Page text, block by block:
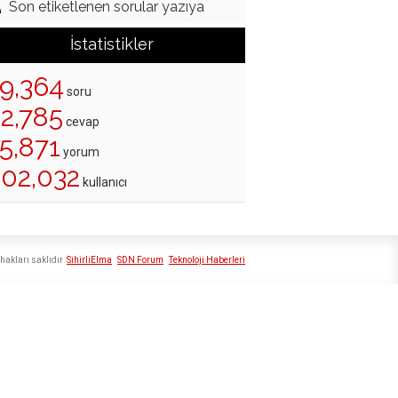
Son etiketlenen sorular yazıya
İstatistikler
soru
cevap
yorum
kullanıcı
SihirliElma SDN Forum Teknoloji Haberleri
saklıdır